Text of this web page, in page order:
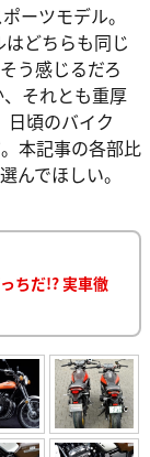
ーツモデル。
どちらも同じ
う感じるだろ
それとも重厚
日頃のバイク
本記事の各部比
んでほしい。
ちだ!? 実車徹